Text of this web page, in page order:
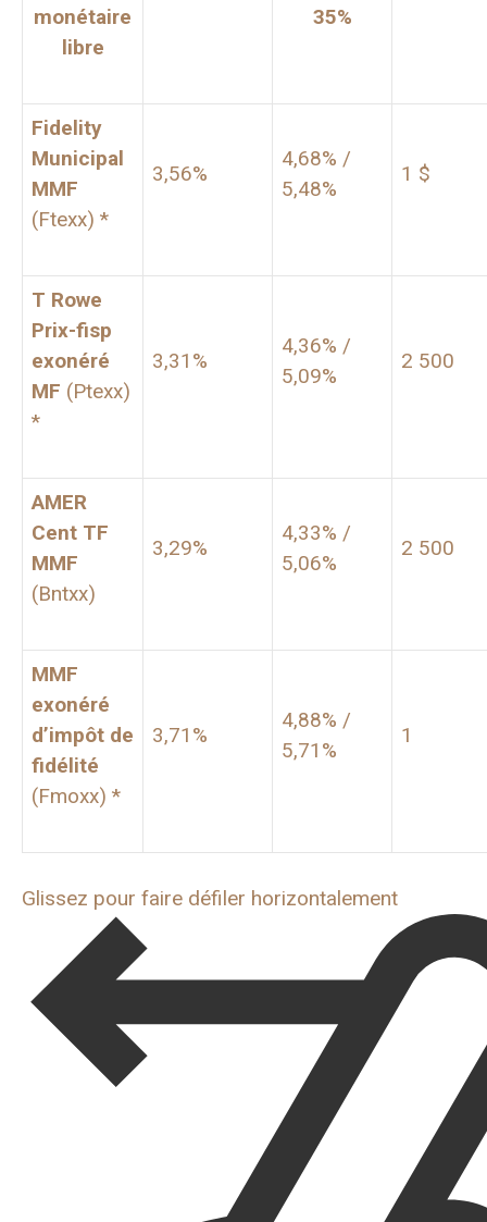
monétaire
libre
35%
Fidelity
Municipal
MMF
(Ftexx) *
3,56%
4,68% /
5,48%
1 $
T Rowe
Prix-fisp
exonéré
MF (Ptexx)
*
3,31%
4,36% /
5,09%
2 500
AMER
Cent TF
MMF
(Bntxx)
3,29%
4,33% /
5,06%
2 500
MMF
exonéré
d’impôt de
fidélité
(Fmoxx) *
3,71%
4,88% /
5,71%
1
Glissez pour faire défiler horizontalement